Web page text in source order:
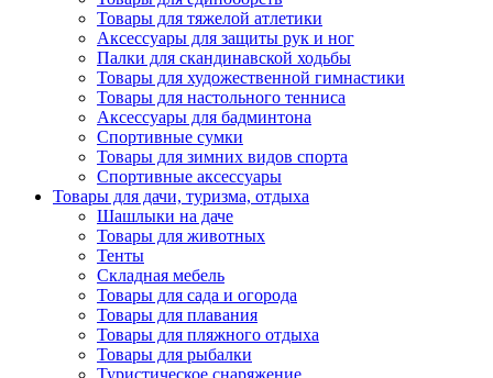
Товары для тяжелой атлетики
Аксессуары для защиты рук и ног
Палки для скандинавской ходьбы
Товары для художественной гимнастики
Товары для настольного тенниса
Аксессуары для бадминтона
Спортивные сумки
Товары для зимних видов спорта
Спортивные аксессуары
Товары для дачи, туризма, отдыха
Шашлыки на даче
Товары для животных
Тенты
Складная мебель
Товары для сада и огорода
Товары для плавания
Товары для пляжного отдыха
Товары для рыбалки
Туристическое снаряжение